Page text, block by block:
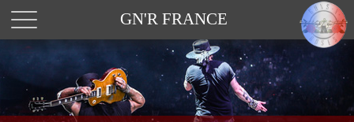
GN'R FRANCE